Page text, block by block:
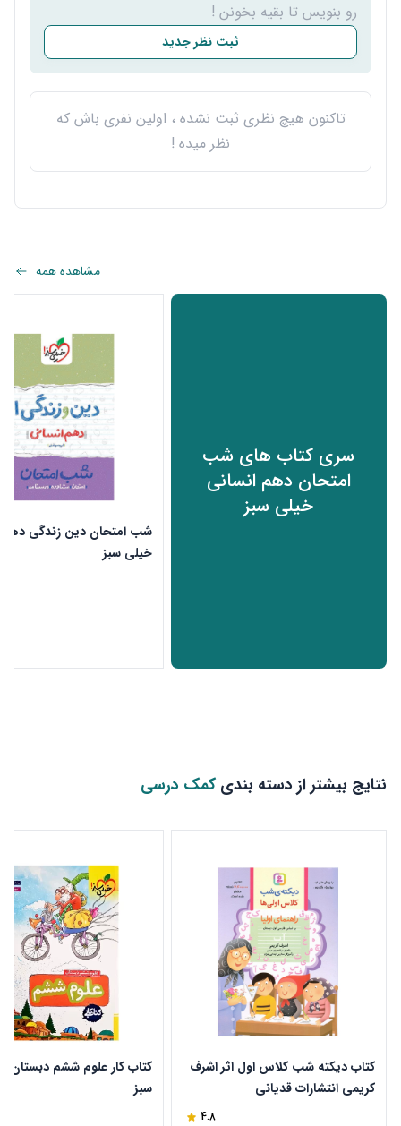
رو بنویس تا بقیه بخونن !
ثبت نظر جدید
تاکنون هیچ نظری ثبت نشده ، اولین نفری باش که
نظر میده !
مشاهده همه
سری کتاب های شب
امتحان دهم انسانی
خیلی سبز
شب امتحان دین زندگی دهم
خیلی سبز
نتایج بیشتر از دسته بندی کمک درسی
کتاب دیکته شب کلاس اول اثر اشرف
کریمی انتشارات قدیانی
4.8
کتاب کار علوم ششم دبستان
سبز